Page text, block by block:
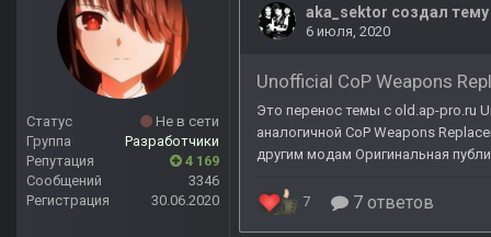
Статус
Не в сети
Группа
Разработчики
Репутация
4 169
Сообщений
3346
Регистрация
30.06.2020